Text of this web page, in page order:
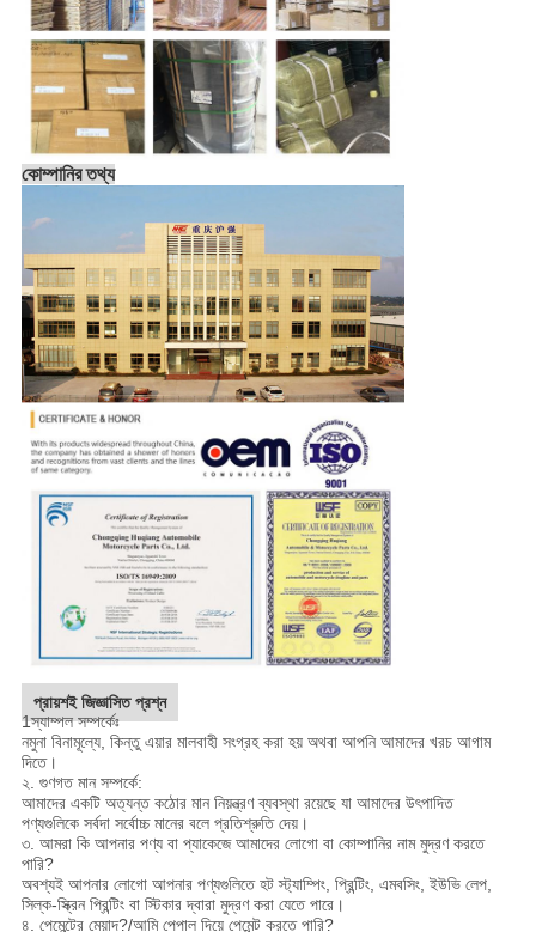
কোম্পানির তথ্য
প্রায়শই জিজ্ঞাসিত প্রশ্ন
1স্যাম্পল সম্পর্কেঃ
নমুনা বিনামূল্যে, কিন্তু এয়ার মালবাহী সংগ্রহ করা হয় অথবা আপনি আমাদের খরচ আগাম
দিতে।
২. গুণগত মান সম্পর্কে:
আমাদের একটি অত্যন্ত কঠোর মান নিয়ন্ত্রণ ব্যবস্থা রয়েছে যা আমাদের উৎপাদিত
পণ্যগুলিকে সর্বদা সর্বোচ্চ মানের বলে প্রতিশ্রুতি দেয়।
৩. আমরা কি আপনার পণ্য বা প্যাকেজে আমাদের লোগো বা কোম্পানির নাম মুদ্রণ করতে
পারি?
অবশ্যই আপনার লোগো আপনার পণ্যগুলিতে হট স্ট্যাম্পিং, প্রিন্টিং, এমবসিং, ইউভি লেপ,
সিল্ক-স্ক্রিন প্রিন্টিং বা স্টিকার দ্বারা মুদ্রণ করা যেতে পারে।
৪. পেমেন্টের মেয়াদ?/আমি পেপাল দিয়ে পেমেন্ট করতে পারি?